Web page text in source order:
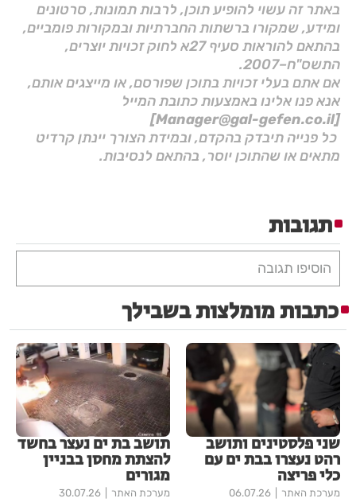
באתר זה עשוי להופיע תוכן, לרבות תמונות, סרטונים
ומידע, שמקורו ברשתות החברתיות ובמקורות פומביים,
בהתאם להוראות סעיף 27א לחוק זכויות יוצרים,
התשס"ח–2007.
אם אתם בעלי זכויות בתוכן שפורסם, או מייצגים אותם,
אנא פנו אלינו באמצעות כתובת המייל
[Manager@gal-gefen.co.il]
כל פנייה תיבדק בהקדם, ובמידת הצורך יינתן קרדיט
מתאים או שהתוכן יוסר, בהתאם לנסיבות.
תגובות
הוסיפו תגובה
כתבות מומלצות בשבילך
שני פלסטינים ותושב
רהט נעצרו בבת ים עם
כלי פריצה
מערכת האתר 06.07.26
תושב בת ים נעצר בחשד
להצתת מחסן בבניין
מגורים
מערכת האתר 30.07.26